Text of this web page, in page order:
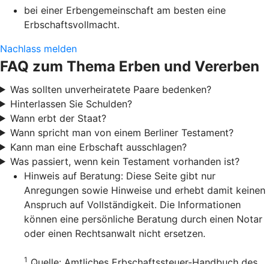
bei einer Erbengemeinschaft am besten eine
Erbschaftsvollmacht.
Nachlass melden
FAQ zum Thema Erben und Vererben
Was sollten unverheiratete Paare bedenken?
Hinterlassen Sie Schulden?
Wann erbt der Staat?
Wann spricht man von einem Berliner Testament?
Kann man eine Erbschaft ausschlagen?
Was passiert, wenn kein Testament vorhanden ist?
Hinweis auf Beratung: Diese Seite gibt nur
Anregungen sowie Hinweise und erhebt damit keinen
Anspruch auf Vollständigkeit. Die Informationen
können eine persönliche Beratung durch einen Notar
oder einen Rechtsanwalt nicht ersetzen.
1